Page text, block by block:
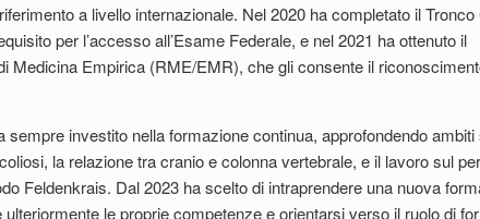
a livello internazionale. Nel 2020 ha completato il
per l’accesso all’Esame Federale, e nel 2021 ha ottenuto il
Medicina Empirica (RME/EMR), che gli consente il
investito nella formazione continua, approfondendo
la relazione tra cranio e colonna vertebrale, e il lavoro sul
Feldenkrais. Dal 2023 ha scelto di intraprendere una nuova
le proprie competenze e orientarsi verso il ruolo di